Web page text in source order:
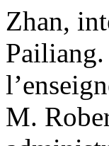
Zhan,
M.